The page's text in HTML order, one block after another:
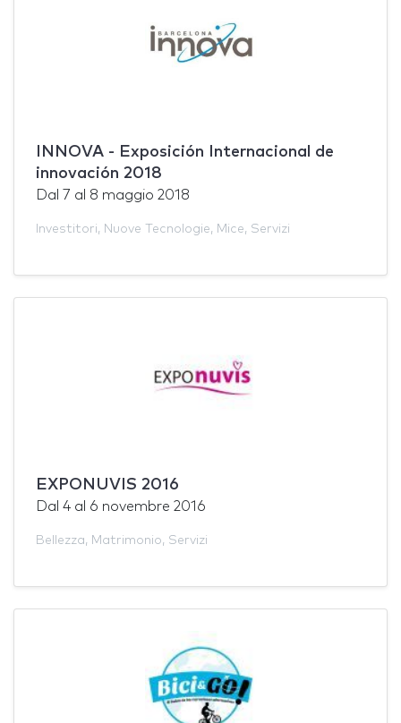
INNOVA - Exposición Internacional de
innovación 2018
Dal 7 al 8 maggio 2018
Investitori, Nuove Tecnologie, Mice, Servizi
EXPONUVIS 2016
Dal 4 al 6 novembre 2016
Bellezza, Matrimonio, Servizi